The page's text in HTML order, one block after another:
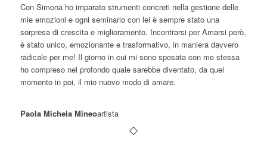
Con Simona ho imparato strumenti concreti nella gestione delle
mie emozioni e ogni seminario con lei è sempre stato una
sorpresa di crescita e miglioramento. Incontrarsi per Amarsi però,
è stato unico, emozionante e trasformativo, in maniera davvero
radicale per me! Il giorno in cui mi sono sposata con me stessa
ho compreso nel profondo quale sarebbe diventato, da quel
momento in poi, il mio nuovo modo di amare.
Paola Michela Mineoartista